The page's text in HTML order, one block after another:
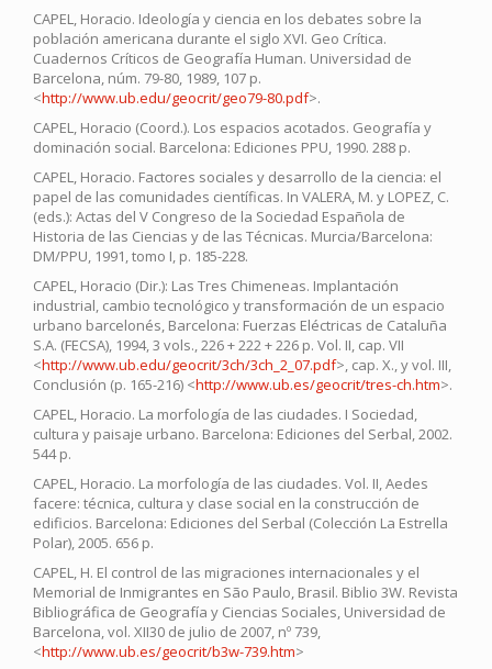
CAPEL, Horacio. Ideología y ciencia en los debates sobre la
población americana durante el siglo XVI. Geo Crítica.
Cuadernos Críticos de Geografía Human. Universidad de
Barcelona, núm. 79-80, 1989, 107 p.
<http://www.ub.edu/geocrit/geo79-80.pdf>.
CAPEL, Horacio (Coord.). Los espacios acotados. Geografía y
dominación social. Barcelona: Ediciones PPU, 1990. 288 p.
CAPEL, Horacio. Factores sociales y desarrollo de la ciencia: el
papel de las comunidades científicas. In VALERA, M. y LOPEZ, C.
(eds.): Actas del V Congreso de la Sociedad Española de
Historia de las Ciencias y de las Técnicas. Murcia/Barcelona:
DM/PPU, 1991, tomo I, p. 185-228.
CAPEL, Horacio (Dir.): Las Tres Chimeneas. Implantación
industrial, cambio tecnológico y transformación de un espacio
urbano barcelonés, Barcelona: Fuerzas Eléctricas de Cataluña
S.A. (FECSA), 1994, 3 vols., 226 + 222 + 226 p. Vol. II, cap. VII
<http://www.ub.edu/geocrit/3ch/3ch_2_07.pdf>, cap. X., y vol. III,
Conclusión (p. 165-216) <http://www.ub.es/geocrit/tres-ch.htm>.
CAPEL, Horacio. La morfología de las ciudades. I Sociedad,
cultura y paisaje urbano. Barcelona: Ediciones del Serbal, 2002.
544 p.
CAPEL, Horacio. La morfología de las ciudades. Vol. II, Aedes
facere: técnica, cultura y clase social en la construcción de
edificios. Barcelona: Ediciones del Serbal (Colección La Estrella
Polar), 2005. 656 p.
CAPEL, H. El control de las migraciones internacionales y el
Memorial de Inmigrantes en São Paulo, Brasil. Biblio 3W. Revista
Bibliográfica de Geografía y Ciencias Sociales, Universidad de
Barcelona, vol. XII30 de julio de 2007, nº 739,
<http://www.ub.es/geocrit/b3w-739.htm>